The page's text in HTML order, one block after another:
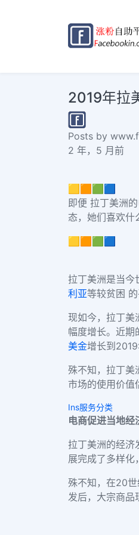
2019年拉
Posts by
2 年，5 月前
🟨🟧🟩🟦
即便 拉丁美洲
态，她们喜欢什
🟨🟧🟩🟦
拉丁美洲是当今
利亚等较贫困 的
现如今，拉丁美
幅度增长。近期
美金增长到
殊不知，拉丁美
市场的使用价值
Ins服务分类
电商促进当地经
拉丁美洲的经济
展完成了多样化
殊不知，在20
发后，大宗商品